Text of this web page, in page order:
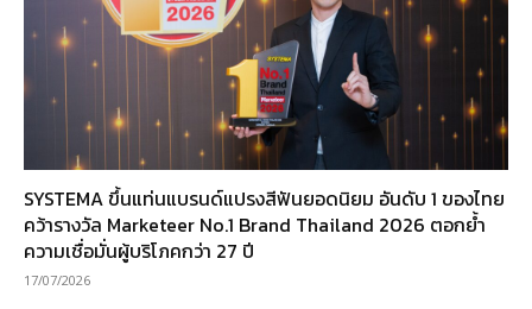
SYSTEMA ขึ้นแท่นแบรนด์แปรงสีฟันยอดนิยม อันดับ 1 ของไทย
คว้ารางวัล Marketeer No.1 Brand Thailand 2026 ตอกย้ำ
ความเชื่อมั่นผู้บริโภคกว่า 27 ปี
17/07/2026